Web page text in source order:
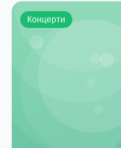
Концерти